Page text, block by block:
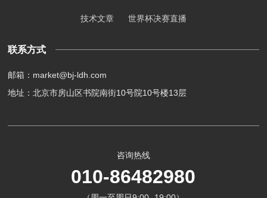
技术文章 世界杯决赛直播
联系方式
邮箱：market@bj-ldh.com
地址：北京市房山区书院南街10号院10号楼13层
咨询热线
010-86482980